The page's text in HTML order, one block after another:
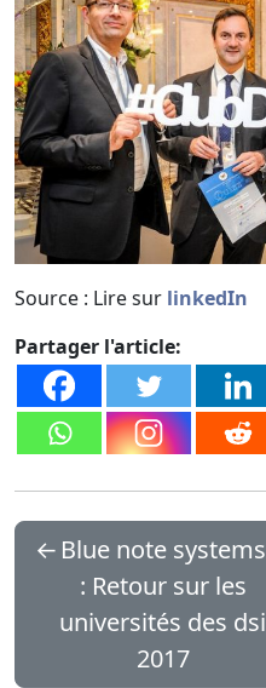
Source : Lire sur linkedIn
Partager l'article:
← Blue note systems
: Retour sur les
universités des dsi
2017